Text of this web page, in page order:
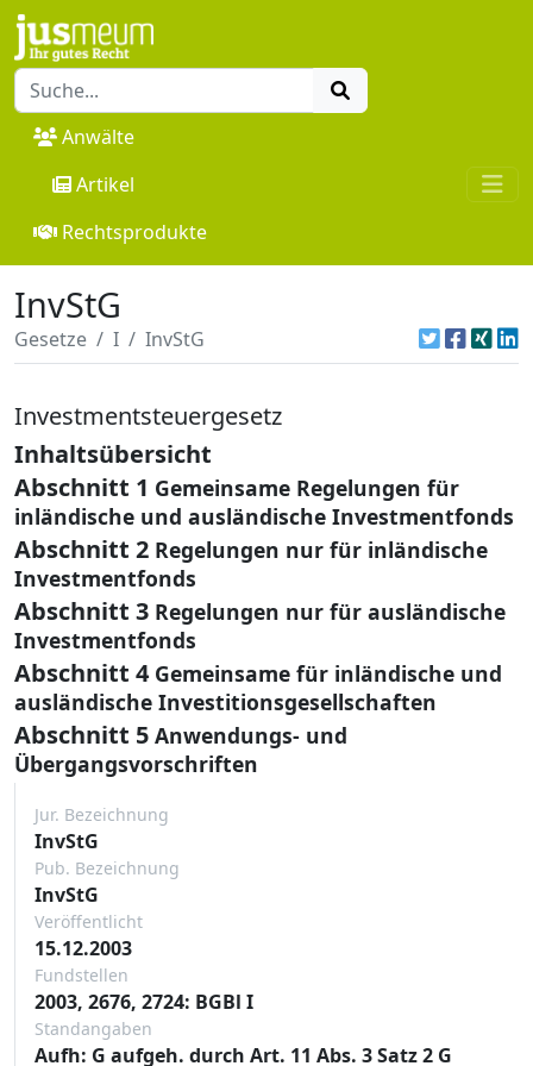
Anwälte
Artikel
Rechtsprodukte
InvStG
Gesetze I InvStG
Investmentsteuergesetz
Inhaltsübersicht
Abschnitt 1 Gemeinsame Regelungen für
inländische und ausländische Investmentfonds
Abschnitt 2 Regelungen nur für inländische
Investmentfonds
Abschnitt 3 Regelungen nur für ausländische
Investmentfonds
Abschnitt 4 Gemeinsame für inländische und
ausländische Investitionsgesellschaften
Abschnitt 5 Anwendungs- und
Übergangsvorschriften
Jur. Bezeichnung
InvStG
Pub. Bezeichnung
InvStG
Veröffentlicht
15.12.2003
Fundstellen
2003, 2676, 2724: BGBl I
Standangaben
Aufh: G aufgeh. durch Art. 11 Abs. 3 Satz 2 G